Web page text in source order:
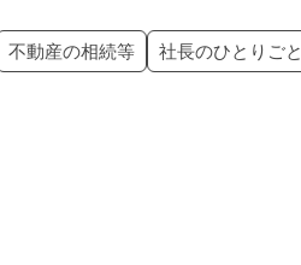
不動産の相続等 社長のひとりごと